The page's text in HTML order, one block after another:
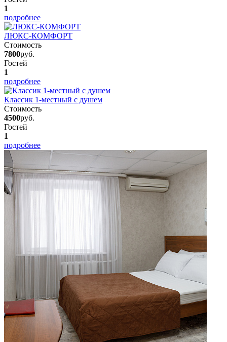
1
подробнее
ЛЮКС-КОМФОРТ
Стоимость
7800руб.
Гостей
1
подробнее
Классик 1-местный с душем
Стоимость
4500руб.
Гостей
1
подробнее